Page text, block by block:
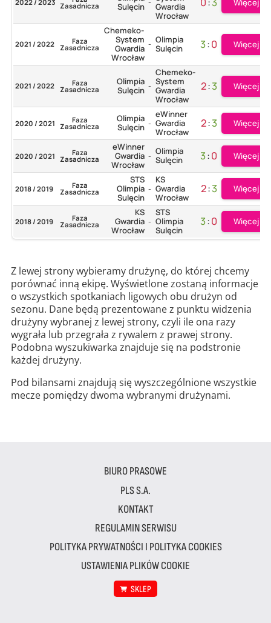
2022 / 2023 Zasadnicza
Sulęcin - Gwardia
Wrocław
Więcej
2021 / 2022 Faza
Zasadnicza
Chemeko-
System
Gwardia
Wrocław
- Olimpia
Sulęcin
3:0 Więcej
2021 / 2022 Faza
Zasadnicza
Olimpia
Sulęcin -
Chemeko-
System
Gwardia
Wrocław
2:3 Więcej
2020 / 2021 Faza
Zasadnicza
Olimpia
Sulęcin -
eWinner
Gwardia
Wrocław
2:3 Więcej
2020 / 2021 Faza
Zasadnicza
eWinner
Gwardia
Wrocław
- Olimpia
Sulęcin
3:0 Więcej
2018 / 2019 Faza
Zasadnicza
STS
Olimpia
Sulęcin
-
KS
Gwardia
Wrocław
2:3 Więcej
2018 / 2019 Faza
Zasadnicza
KS
Gwardia
Wrocław
-
STS
Olimpia
Sulęcin
3:0 Więcej
Z lewej strony wybieramy drużynę, do której chcemy
porównać inną ekipę. Wyświetlone zostaną informacje
o wszystkich spotkaniach ligowych obu drużyn od
sezonu. Dane będą prezentowane z punktu widzenia
drużyny wybranej z lewej strony, czyli ile ona razy
wygrała lub przegrała z rywalem z prawej strony.
Podobna wyszukiwarka znajduje się na podstronie
każdej drużyny.
Pod bilansami znajdują się wyszczególnione wszystkie
mecze pomiędzy dwoma wybranymi drużynami.
BIURO PRASOWE
PLS S.A.
KONTAKT
REGULAMIN SERWISU
POLITYKA PRYWATNOŚCI I POLITYKA COOKIES
USTAWIENIA PLIKÓW COOKIE
SKLEP